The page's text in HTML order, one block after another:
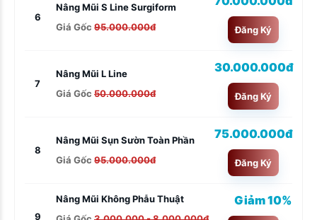
6
Nâng Mũi S Line Surgiform
Giá Gốc 95.000.000đ Đăng Ký
7
Nâng Mũi L Line
Giá Gốc 50.000.000đ
30.000.000đ
Đăng Ký
8
Nâng Mũi Sụn Sườn Toàn Phần
Giá Gốc 95.000.000đ
75.000.000đ
Đăng Ký
9
Nâng Mũi Không Phẫu Thuật
Giảm 10%